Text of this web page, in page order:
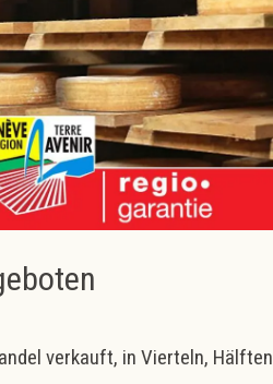
verkauft, in Vierteln, Hälften